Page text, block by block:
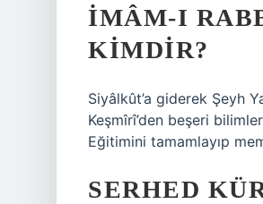
İMÂM-I
KIMDIR?
Siyâlkût’a giderek Şeyh
Keşmîrî’den beşeri
Eğitimini tamamlayıp
SERHED